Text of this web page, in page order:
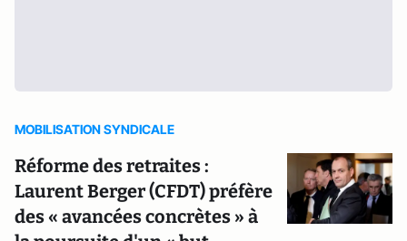
MOBILISATION SYNDICALE
Réforme des retraites :
Laurent Berger (CFDT) préfère
des « avancées concrètes » à